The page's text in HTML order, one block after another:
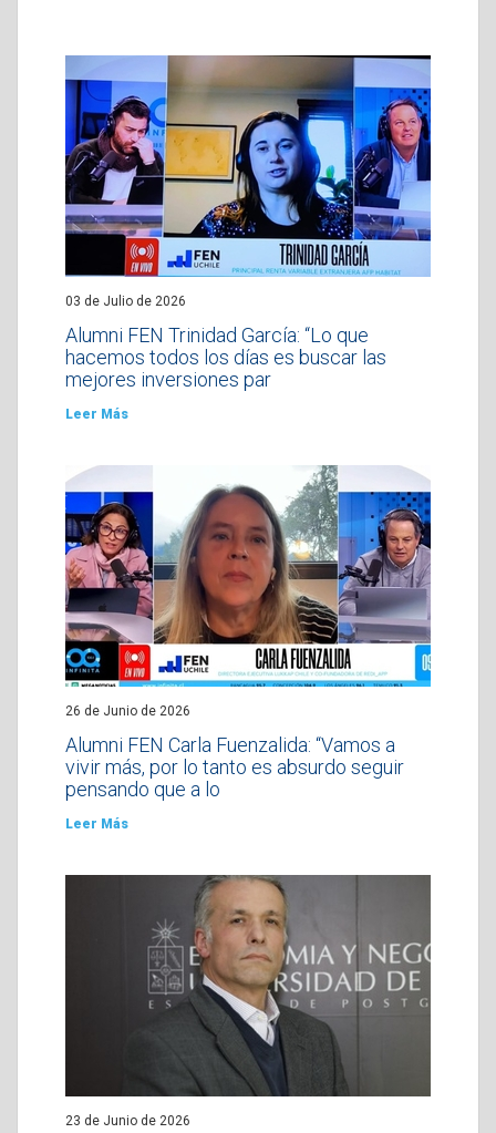
03 de Julio de 2026
Alumni FEN Trinidad García: “Lo que
hacemos todos los días es buscar las
mejores inversiones par
Leer Más
26 de Junio de 2026
Alumni FEN Carla Fuenzalida: “Vamos a
vivir más, por lo tanto es absurdo seguir
pensando que a lo
Leer Más
23 de Junio de 2026